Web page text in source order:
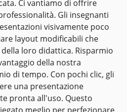
Ci vantiamo di offrire
Gli insegnanti
visivamente poco
layout modificabili che
loro didattica. Risparmio
della nostra
di tempo. Con pochi clic, gli
una presentazione
pronta all'uso. Questo